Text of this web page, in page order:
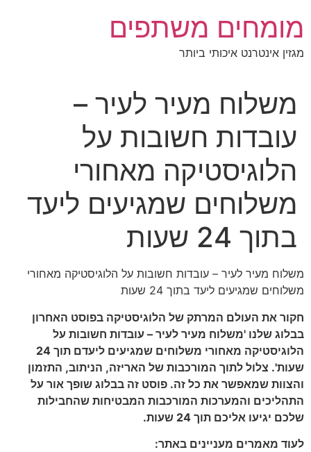
לתוכן
מומחים משתפים
מגזין אינטרנט איכותי ביותר
משלוח מעיר לעיר –
עובדות חשובות על
הלוגיסטיקה מאחורי
משלוחים שמגיעים ליעד
בתוך 24 שעות
משלוח מעיר לעיר – עובדות חשובות על הלוגיסטיקה מאחורי
משלוחים שמגיעים ליעד בתוך 24 שעות
חקור את העולם המרתק של הלוגיסטיקה בפוסט האחרון
בבלוג שלנו 'משלוח מעיר לעיר – עובדות חשובות על
הלוגיסטיקה מאחורי משלוחים שמגיעים ליעדם תוך 24
שעות'. צלול לתוך המורכבות של האריזה, הניתוב, התזמון
והצוות שמאפשר את כל זה. פוסט זה בבלוג שופך אור על
התהליכים והמערכות המורכבות המבטיחות שהחבילות
שלכם יגיעו אליכם תוך 24 שעות.
לעוד מאמרים מעניינים באתר: